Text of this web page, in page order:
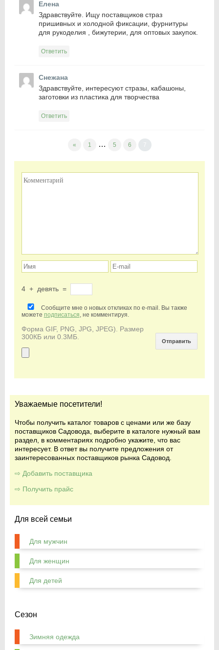
Елена
Здравствуйте. Ищу поставщиков страз
пришивных и холодной фиксации, фурнитуры
для рукоделия , бижутерии, для оптовых закупок.
Ответить
Снежана
Здравствуйте, интересуют стразы, кабашоны,
заготовки из пластика для творчества
Ответить
« 1 … 5 6 7
4 + девять =
Сообщите мне о новых откликах по e-mail. Вы также
можете подписаться, не комментируя.
Форма GIF, PNG, JPG, JPEG). Размер
300КБ или 0.3МБ.
Уважаемые посетители!
Чтобы получить каталог товаров с ценами или же базу
поставщиков Садовода, выберите в каталоге нужный вам
раздел, в комментариях подробно укажите, что вас
интересует. В ответ вы получите предложения от
заинтересованных поставщиков рынка Садовод.
⇨ Добавить поставщика
⇨ Получить прайс
Для всей семьи
Для мужчин
Для женщин
Для детей
Сезон
Зимняя одежда